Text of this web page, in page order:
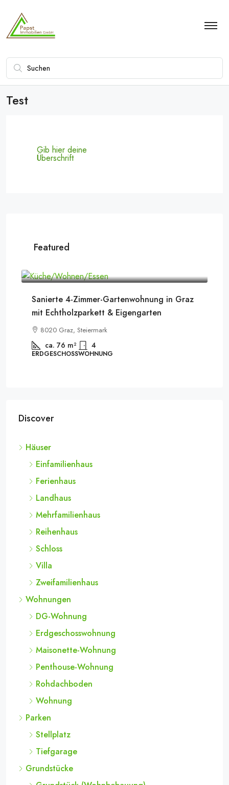
Test
Gib hier deine
Überschrift
Featured
Sanierte 4-Zimmer-Gartenwohnung in Graz
mit Echtholzparkett & Eigengarten
8020 Graz, Steiermark
ca. 76 m² 4
ERDGESCHOSSWOHNUNG
Discover
Häuser
Einfamilienhaus
Ferienhaus
Landhaus
Mehrfamilienhaus
Reihenhaus
Schloss
Villa
Zweifamilienhaus
Wohnungen
DG-Wohnung
Erdgeschosswohnung
Maisonette-Wohnung
Penthouse-Wohnung
Rohdachboden
Wohnung
Parken
Stellplatz
Tiefgarage
Grundstücke